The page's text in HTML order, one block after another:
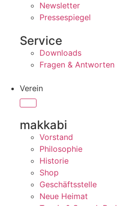
Newsletter
Pressespiegel
Service
Downloads
Fragen & Antworten
Verein
makkabi
Vorstand
Philosophie
Historie
Shop
Geschäftsstelle
Neue Heimat